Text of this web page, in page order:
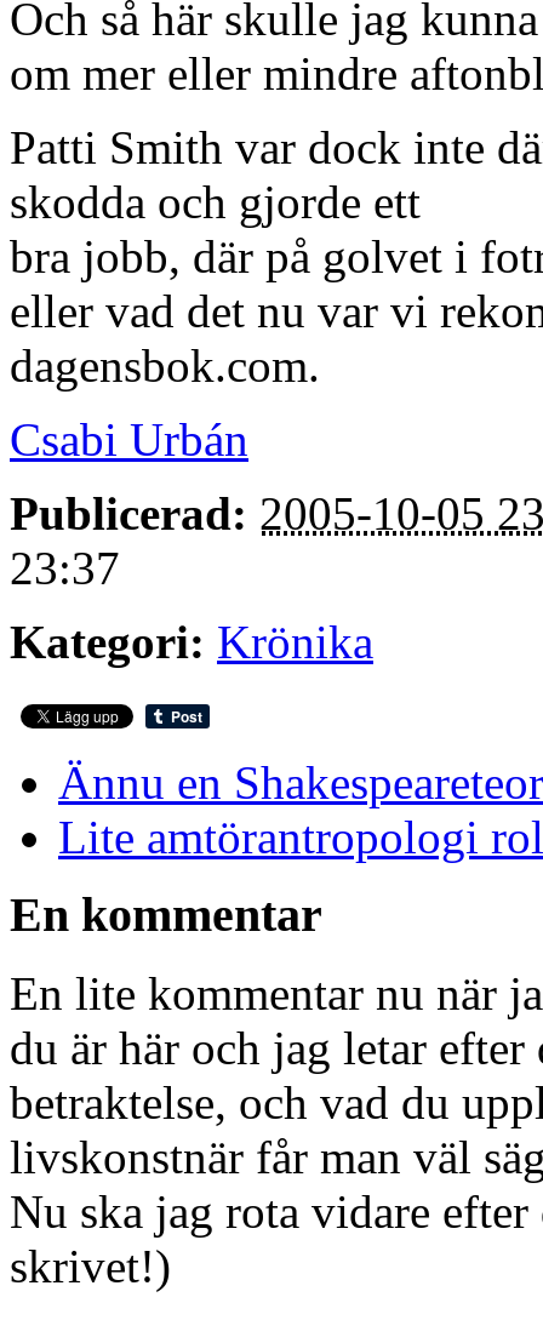
Och så här skulle jag
om mer eller mindre
Patti Smith var dock inte
skodda och gjorde ett
bra jobb, där på golvet i
eller vad det nu var vi
dagensbok.com.
Csabi Urbán
Publicerad: 2005-10-05
23:37
Kategori: Krönika
Ännu en
Lite amtörantropologi
En kommentar
En lite kommentar nu när
du är här och jag letar
betraktelse, och vad du
livskonstnär får man väl
Nu ska jag rota vidare
skrivet!)